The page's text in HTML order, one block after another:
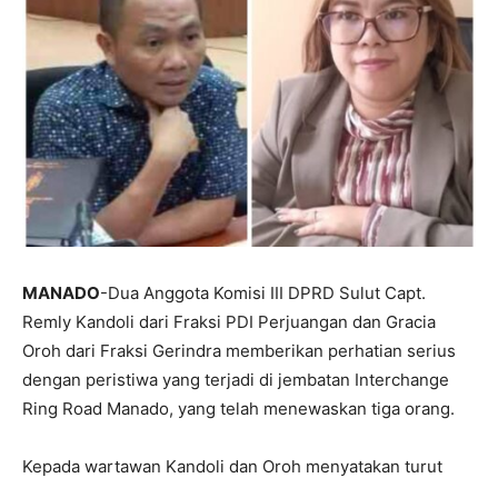
MANADO-Dua Anggota Komisi III DPRD Sulut Capt.
Remly Kandoli dari Fraksi PDI Perjuangan dan Gracia
Oroh dari Fraksi Gerindra memberikan perhatian serius
dengan peristiwa yang terjadi di jembatan Interchange
Ring Road Manado, yang telah menewaskan tiga orang.
Kepada wartawan Kandoli dan Oroh menyatakan turut